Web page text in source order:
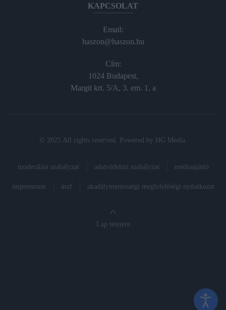
KAPCSOLAT
Email:
haszon@haszon.hu
Cím:
1024 Budapest,
Margit krt. 5/A, 3. em. 1. a
© 2025 All rights reserved. Powered by HG Media.
moderálási szabályzat adatvédelmi szabályzat médiaajánló
impresszum ászf akadálymentességi megfelelőségi nyilatkozat
Lap tetejére